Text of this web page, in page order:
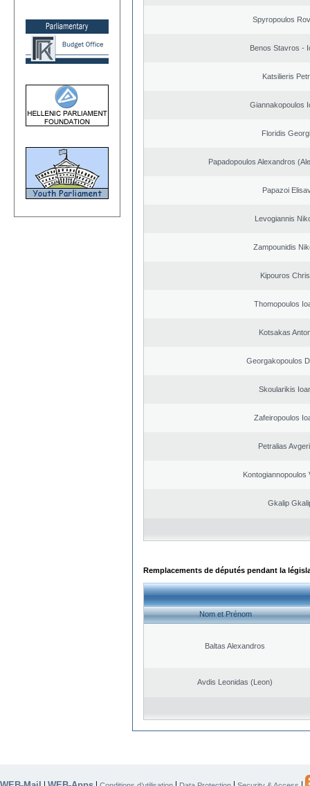
Spyropoulos
Benos Stavros -
Katsilieris
Giannakopoulos
Floridis
Papadopoulos Alexandros
Papazoi
Levogiannis
Zampounidis
Kipouros
Thomopoulos
Kotsakas
Georgakopoulos
Skoularikis
Zafeiropoulos
Petralias
Kontogiannopoulos
Gkalip
Remplacements de députés pendant la
Nom et Prénom
Baltas Alexandros
Avdis Leonidas (Leon)
| | | | |